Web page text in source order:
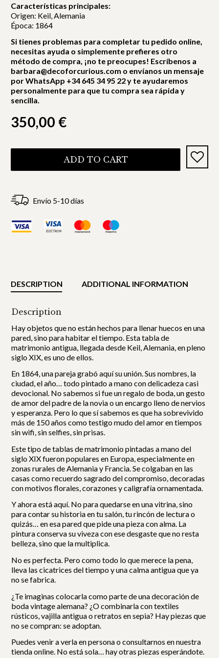
Características principales:
Origen: Keil, Alemania
Época: 1864
Si tienes problemas para completar tu pedido online,
necesitas ayuda o simplemente prefieres otro
método de compra, ¡no te preocupes! Escríbenos a
barbara@decoforcurious.com o envíanos un mensaje
por WhatsApp +34 645 34 95 22 y te ayudaremos
personalmente para que tu compra sea rápida y
sencilla.
350,00 €
ADD TO CART
Envío 5-10 días
DESCRIPTION ADDITIONAL INFORMATION
Description
Hay objetos que no están hechos para llenar huecos en una
pared, sino para habitar el tiempo. Esta tabla de
matrimonio antigua, llegada desde Keil, Alemania, en pleno
siglo XIX, es uno de ellos.
En 1864, una pareja grabó aquí su unión. Sus nombres, la
ciudad, el año… todo pintado a mano con delicadeza casi
devocional. No sabemos si fue un regalo de boda, un gesto
de amor del padre de la novia o un encargo lleno de nervios
y esperanza. Pero lo que sí sabemos es que ha sobrevivido
más de 150 años como testigo mudo del amor en tiempos
sin wifi, sin selfies, sin prisas.
Este tipo de tablas de matrimonio pintadas a mano del
siglo XIX fueron populares en Europa, especialmente en
zonas rurales de Alemania y Francia. Se colgaban en las
casas como recuerdo sagrado del compromiso, decoradas
con motivos florales, corazones y caligrafía ornamentada.
Y ahora está aquí. No para quedarse en una vitrina, sino
para contar su historia en tu salón, tu rincón de lectura o
quizás… en esa pared que pide una pieza con alma. La
pintura conserva su viveza con ese desgaste que no resta
belleza, sino que la multiplica.
No es perfecta. Pero como todo lo que merece la pena,
lleva las cicatrices del tiempo y una calma antigua que ya
no se fabrica.
¿Te imaginas colocarla como parte de una decoración de
boda vintage alemana? ¿O combinarla con textiles
rústicos, vajilla antigua o retratos en sepia? Hay piezas que
no se compran: se adoptan.
Puedes venir a verla en persona o consultarnos en nuestra
tienda online. No está sola… hay otras piezas esperándote.